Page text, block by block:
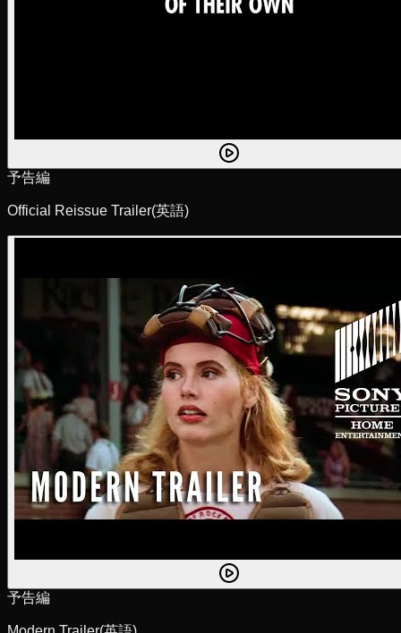
予告編
Official Reissue Trailer(英語)
予告編